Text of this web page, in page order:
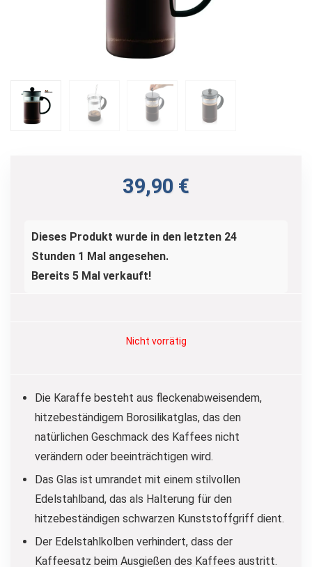
39,90 €
Dieses Produkt wurde in den letzten 24
Stunden 1 Mal angesehen.
Bereits 5 Mal verkauft!
Nicht vorrätig
Die Karaffe besteht aus fleckenabweisendem,
hitzebeständigem Borosilikatglas, das den
natürlichen Geschmack des Kaffees nicht
verändern oder beeinträchtigen wird.
Das Glas ist umrandet mit einem stilvollen
Edelstahlband, das als Halterung für den
hitzebeständigen schwarzen Kunststoffgriff dient.
Der Edelstahlkolben verhindert, dass der
Kaffeesatz beim Ausgießen des Kaffees austritt.